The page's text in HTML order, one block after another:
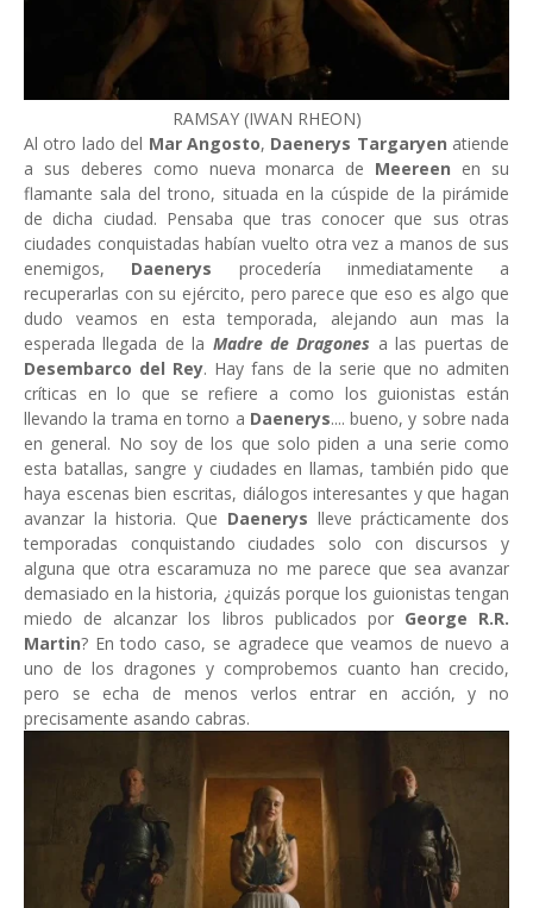
RAMSAY (IWAN RHEON)
Al otro lado del Mar Angosto, Daenerys Targaryen atiende
a sus deberes como nueva monarca de Meereen en su
flamante sala del trono, situada en la cúspide de la pirámide
de dicha ciudad. Pensaba que tras conocer que sus otras
ciudades conquistadas habían vuelto otra vez a manos de sus
enemigos, Daenerys procedería inmediatamente a
recuperarlas con su ejército, pero parece que eso es algo que
dudo veamos en esta temporada, alejando aun mas la
esperada llegada de la Madre de Dragones a las puertas de
Desembarco del Rey. Hay fans de la serie que no admiten
críticas en lo que se refiere a como los guionistas están
llevando la trama en torno a Daenerys.... bueno, y sobre nada
en general. No soy de los que solo piden a una serie como
esta batallas, sangre y ciudades en llamas, también pido que
haya escenas bien escritas, diálogos interesantes y que hagan
avanzar la historia. Que Daenerys lleve prácticamente dos
temporadas conquistando ciudades solo con discursos y
alguna que otra escaramuza no me parece que sea avanzar
demasiado en la historia, ¿quizás porque los guionistas tengan
miedo de alcanzar los libros publicados por George R.R.
Martin? En todo caso, se agradece que veamos de nuevo a
uno de los dragones y comprobemos cuanto han crecido,
pero se echa de menos verlos entrar en acción, y no
precisamente asando cabras.